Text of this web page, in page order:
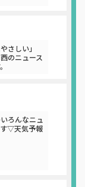
さしい」
のニュース
ろんなニュ
す▽天気予報